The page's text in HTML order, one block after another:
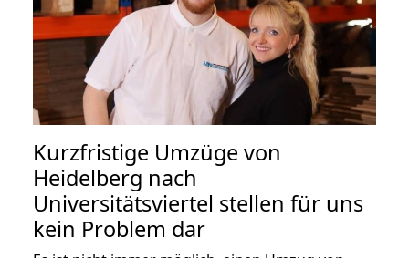
Kurzfristige Umzüge von
Heidelberg nach
Universitätsviertel stellen für uns
kein Problem dar